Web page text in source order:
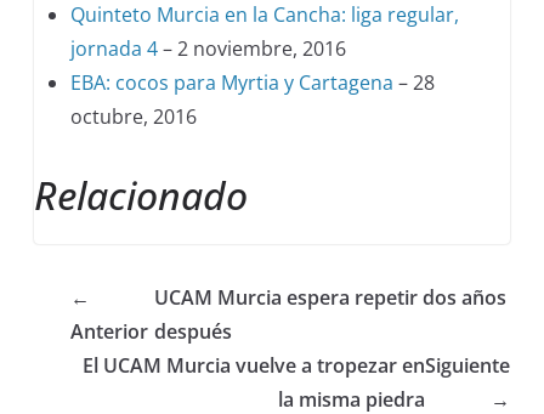
Quinteto Murcia en la Cancha: liga regular,
jornada 4– 2 noviembre, 2016
EBA: cocos para Myrtia y Cartagena – 28
octubre, 2016
Relacionado
←
Anterior
UCAM Murcia espera repetir dos años
después
El UCAM Murcia vuelve a tropezar en
la misma piedra
Siguiente
→